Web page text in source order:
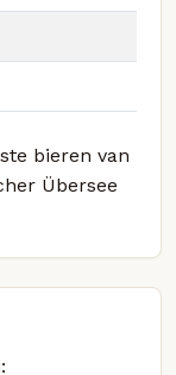
bieren van
Übersee